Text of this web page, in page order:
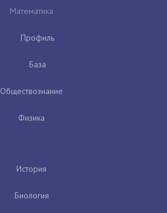
Математика
Профиль
База
Обществознание
Физика
История
Биология